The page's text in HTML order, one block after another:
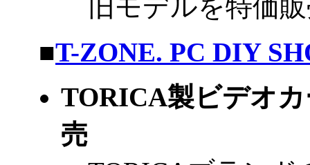
旧モデルを特価販
■T-ZONE. PC DIY
TORICA製ビデオ
売